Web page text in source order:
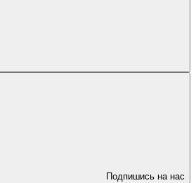
Подпишись на нас